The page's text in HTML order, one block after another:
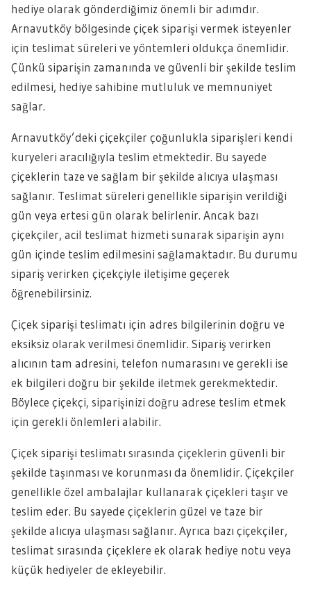
hediye olarak gönderdiğimiz önemli bir adımdır.
Arnavutköy bölgesinde çiçek siparişi vermek isteyenler
için teslimat süreleri ve yöntemleri oldukça önemlidir.
Çünkü siparişin zamanında ve güvenli bir şekilde teslim
edilmesi, hediye sahibine mutluluk ve memnuniyet
sağlar.
Arnavutköy’deki çiçekçiler çoğunlukla siparişleri kendi
kuryeleri aracılığıyla teslim etmektedir. Bu sayede
çiçeklerin taze ve sağlam bir şekilde alıcıya ulaşması
sağlanır. Teslimat süreleri genellikle siparişin verildiği
gün veya ertesi gün olarak belirlenir. Ancak bazı
çiçekçiler, acil teslimat hizmeti sunarak siparişin aynı
gün içinde teslim edilmesini sağlamaktadır. Bu durumu
sipariş verirken çiçekçiyle iletişime geçerek
öğrenebilirsiniz.
Çiçek siparişi teslimatı için adres bilgilerinin doğru ve
eksiksiz olarak verilmesi önemlidir. Sipariş verirken
alıcının tam adresini, telefon numarasını ve gerekli ise
ek bilgileri doğru bir şekilde iletmek gerekmektedir.
Böylece çiçekçi, siparişinizi doğru adrese teslim etmek
için gerekli önlemleri alabilir.
Çiçek siparişi teslimatı sırasında çiçeklerin güvenli bir
şekilde taşınması ve korunması da önemlidir. Çiçekçiler
genellikle özel ambalajlar kullanarak çiçekleri taşır ve
teslim eder. Bu sayede çiçeklerin güzel ve taze bir
şekilde alıcıya ulaşması sağlanır. Ayrıca bazı çiçekçiler,
teslimat sırasında çiçeklere ek olarak hediye notu veya
küçük hediyeler de ekleyebilir.